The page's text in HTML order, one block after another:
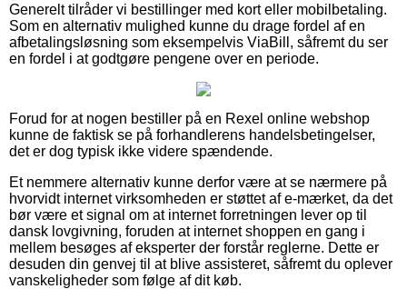
Generelt tilråder vi bestillinger med kort eller mobilbetaling.
Som en alternativ mulighed kunne du drage fordel af en
afbetalingsløsning som eksempelvis ViaBill, såfremt du ser
en fordel i at godtgøre pengene over en periode.
Forud for at nogen bestiller på en Rexel online webshop
kunne de faktisk se på forhandlerens handelsbetingelser,
det er dog typisk ikke videre spændende.
Et nemmere alternativ kunne derfor være at se nærmere på
hvorvidt internet virksomheden er støttet af e-mærket, da det
bør være et signal om at internet forretningen lever op til
dansk lovgivning, foruden at internet shoppen en gang i
mellem besøges af eksperter der forstår reglerne. Dette er
desuden din genvej til at blive assisteret, såfremt du oplever
vanskeligheder som følge af dit køb.